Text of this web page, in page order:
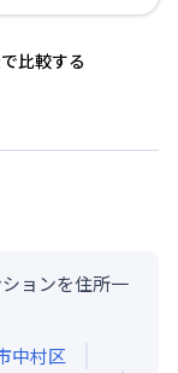
比較する
ョンを住所一
中村区